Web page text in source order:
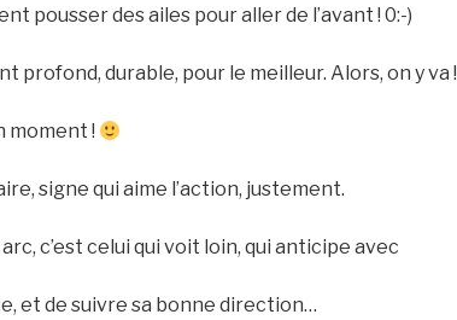
pousser des ailes pour aller de l’avant ! 0:-)
profond, durable, pour le meilleur. Alors, on y va !
moment !
signe qui aime l’action, justement.
c’est celui qui voit loin, qui anticipe avec
et de suivre sa bonne direction…